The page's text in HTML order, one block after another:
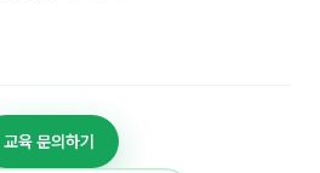
교육 문의하기